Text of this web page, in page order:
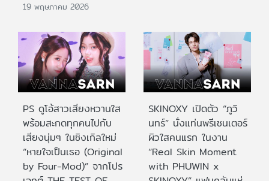
19 พฤษภาคม 2026
PS ดูโอ้สาวเสียงหวานใส
พร้อมสะกดทุกคนไปกับ
เสียงนุ่มๆ ในซิงเกิลใหม่
“หายใจเป็นเธอ (Original
by Four-Mod)” จากโปร
SKINOXY เปิดตัว “ภูวิ
นทร์” นั่งแท่นพรีเซนเตอร์
ผิวใสคนแรก ในงาน
“Real Skin Moment
with PHUWIN x